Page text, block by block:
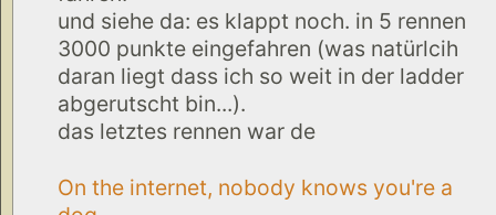
und siehe da: es klappt noch. in 5 rennen
3000 punkte eingefahren (was natürlcih
daran liegt dass ich so weit in der ladder
abgerutscht bin...).
das letztes rennen war de
On the internet, nobody knows you're a